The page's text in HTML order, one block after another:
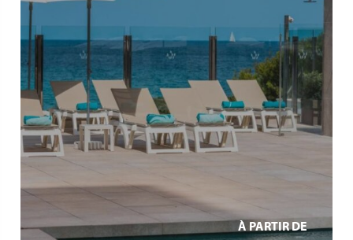
À PARTIR DE
Accès direct à la plage
Espaces réservés aux adultes
EN SAVOIR +